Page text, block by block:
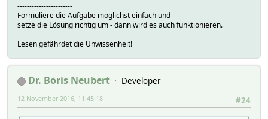
-----------------------
Formuliere die Aufgabe möglichst einfach und
setze die Lösung richtig um - dann wird es auch funktionieren.
-----------------------
Lesen gefährdet die Unwissenheit!
Dr. Boris Neubert
Developer
#24
12 November 2016, 11:45:18